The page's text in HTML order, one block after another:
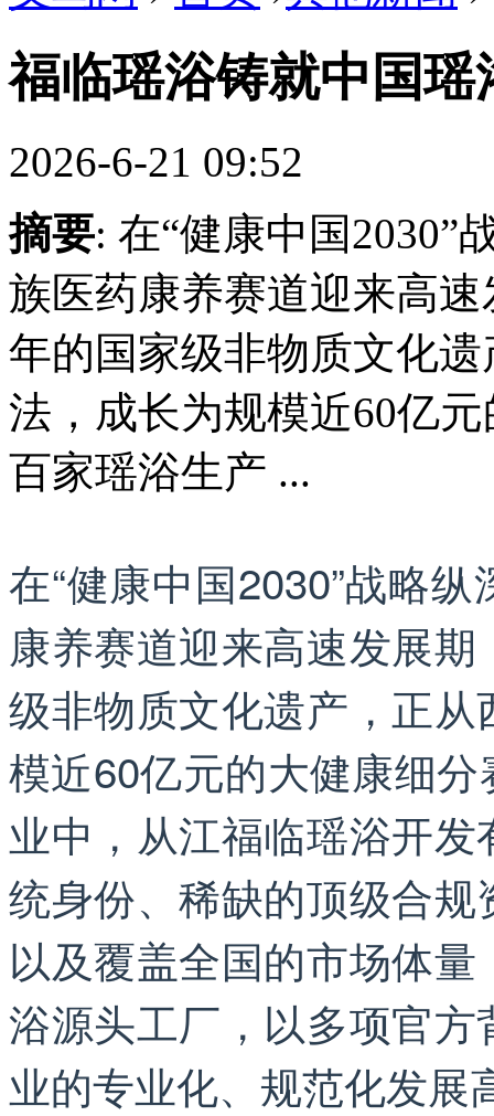
福临瑶浴铸就中国
2026-6-21 09:52
摘要: 在“健康中国2030”
族医药康养赛道迎来高
年的国家级非物质文化
法，成长为规模近60亿
百家瑶浴生产 ...
在“健康中国2030”战略
康养赛道迎来高速发展
级非物质文化遗产，正
模近60亿元的大健康细
业中，从江福临瑶浴开
统身份、稀缺的顶级合
以及覆盖全国的市场体
浴源头工厂，以多项官
业的专业化、规范化发展